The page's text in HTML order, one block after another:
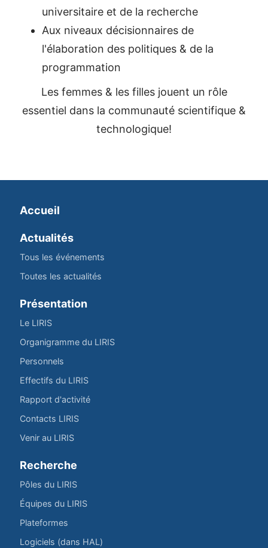
universitaire et de la recherche
Aux niveaux décisionnaires de
l'élaboration des politiques & de la
programmation
Les femmes & les filles jouent un rôle
essentiel dans la communauté scientifique &
technologique!
Accueil
Actualités
Tous les événements
Toutes les actualités
Présentation
Le LIRIS
Organigramme du LIRIS
Personnels
Effectifs du LIRIS
Rapport d'activité
Contacts LIRIS
Venir au LIRIS
Recherche
Pôles du LIRIS
Équipes du LIRIS
Plateformes
Logiciels (dans HAL)